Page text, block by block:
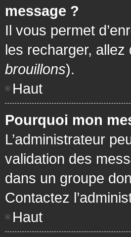
message ?
Il vous permet
les recharger,
brouillons).
Haut
Pourquoi mon
L’administrateur
validation des
dans un groupe
Contactez
Haut